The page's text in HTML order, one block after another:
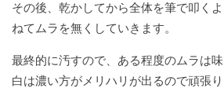
その後、乾かしてから全体を筆で叩く
ねてムラを無くしていきます。
最終的に汚すので、ある程度のムラは
白は濃い方がメリハリが出るので頑張り